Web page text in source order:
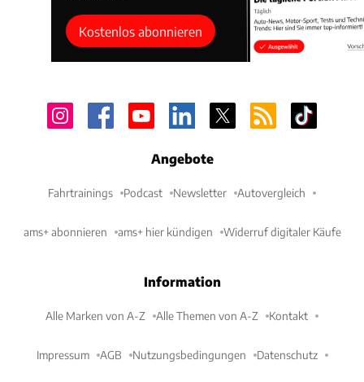
Kostenlos abonnieren
Angebote
Fahrtrainings Podcast Newsletter Autovergleich
ams+ abonnieren ams+ hier kündigen Widerruf digitaler Käufe
Information
Alle Marken von A-Z Alle Themen von A-Z Kontakt
Impressum AGB Nutzungsbedingungen Datenschutz